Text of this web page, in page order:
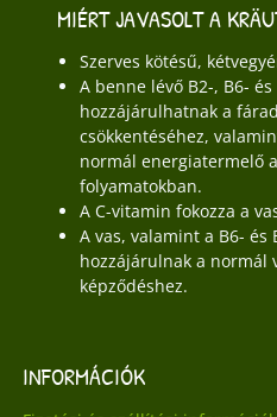
MIÉRT JAVASOLT A
Szerves kötésű,
A benne lévő B2-, B6-
hozzájárulhatnak a
csökkentéséhez,
normál energiatermelő
folyamatokban.
A C-vitamin fokozza a
A vas, valamint a B6- és
hozzájárulnak a normál
képződéshez.
INFORMÁCIÓK